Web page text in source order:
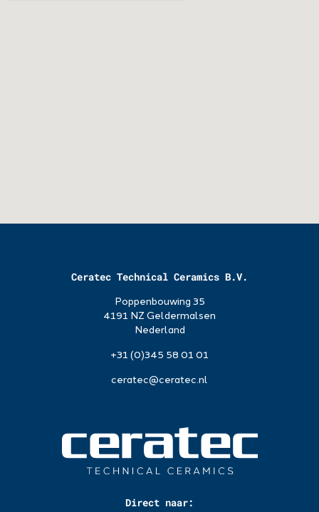
Ceratec Technical Ceramics B.V.
Poppenbouwing 35
4191 NZ Geldermalsen
Nederland
+31 (0)345 58 01 01
ceratec@ceratec.nl
Direct naar: